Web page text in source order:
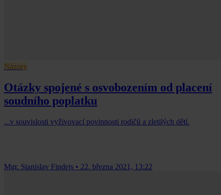
Názory
Otázky spojené s osvobozením od placení
soudního poplatku
...v souvislosti vyživovací povinnosti rodičů a zletilých dětí.
Mgr. Stanislav Findejs • 22. března 2021, 13:22